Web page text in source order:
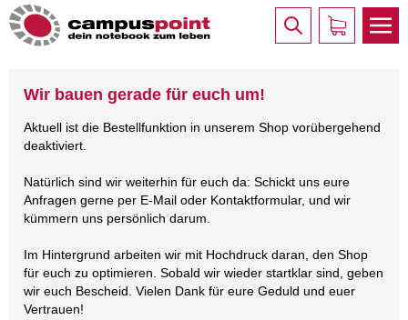
Wir bauen gerade für euch um!
Aktuell ist die Bestellfunktion in unserem Shop vorübergehend
deaktiviert.
Natürlich sind wir weiterhin für euch da: Schickt uns eure
Anfragen gerne per E-Mail oder Kontaktformular, und wir
kümmern uns persönlich darum.
Im Hintergrund arbeiten wir mit Hochdruck daran, den Shop
für euch zu optimieren. Sobald wir wieder startklar sind, geben
wir euch Bescheid. Vielen Dank für eure Geduld und euer
Vertrauen!